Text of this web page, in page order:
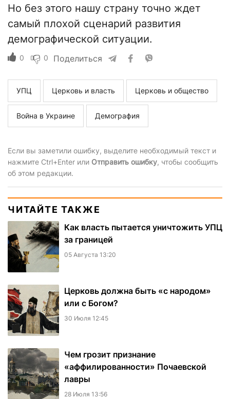
Но без этого нашу страну точно ждет
самый плохой сценарий развития
демографической ситуации.
0 0 Поделиться
УПЦ Церковь и власть Церковь и общество
Война в Украине Демография
Если вы заметили ошибку, выделите необходимый текст и
нажмите Ctrl+Enter или Отправить ошибку, чтобы сообщить
об этом редакции.
ЧИТАЙТЕ ТАКЖЕ
Как власть пытается уничтожить УПЦ
за границей
05 Августа 13:20
Церковь должна быть «с народом»
или с Богом?
30 Июля 12:45
Чем грозит признание
«аффилированности» Почаевской
лавры
28 Июля 13:56